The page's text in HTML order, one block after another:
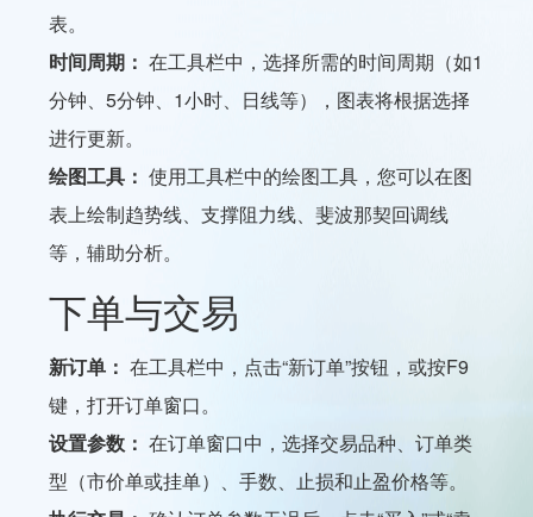
表。
时间周期： 在工具栏中，选择所需的时间周期（如1
分钟、5分钟、1小时、日线等），图表将根据选择
进行更新。
绘图工具： 使用工具栏中的绘图工具，您可以在图
表上绘制趋势线、支撑阻力线、斐波那契回调线
等，辅助分析。
下单与交易
新订单： 在工具栏中，点击“新订单”按钮，或按F9
键，打开订单窗口。
设置参数： 在订单窗口中，选择交易品种、订单类
型（市价单或挂单）、手数、止损和止盈价格等。